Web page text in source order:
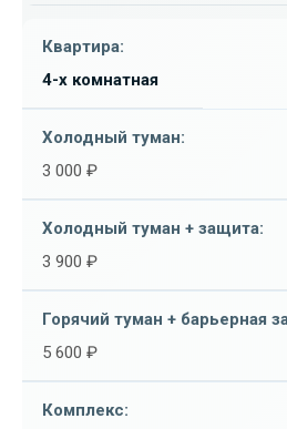
4-х комнатная
3 000 ₽
3 900 ₽
5 600 ₽